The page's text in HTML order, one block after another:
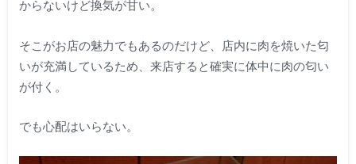
からないけど換気が甘い。
そこがお店の魅力でもあるのだけど、店内に肉を焼いた匂
いが充満しているため、来店すると確実に体中に肉の匂い
が付く。
でも心配はいらない。